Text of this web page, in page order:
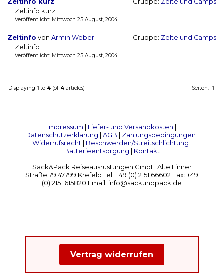
Zeltinfo kurz Gruppe: Zelte und Camps
Zeltinfo kurz
Veröffentlicht: Mittwoch 25 August, 2004
Zeltinfo von Armin Weber Gruppe: Zelte und Camps
Zeltinfo
Veröffentlicht: Mittwoch 25 August, 2004
Displaying 1 to 4 (of 4 articles) Seiten: 1
Impressum | Liefer- und Versandkosten |
Datenschutzerklärung | AGB | Zahlungsbedingungen |
Widerrufsrecht| Beschwerden/Streitschlichtung |
Batterieentsorgung | Kontakt
Sack&Pack Reiseausrüstungen GmbH Alte Linner
Straße 79 47799 Krefeld Tel: +49 (0) 2151 66602 Fax: +49
(0) 2151 615820 Email: info@sackundpack.de
Vertrag widerrufen